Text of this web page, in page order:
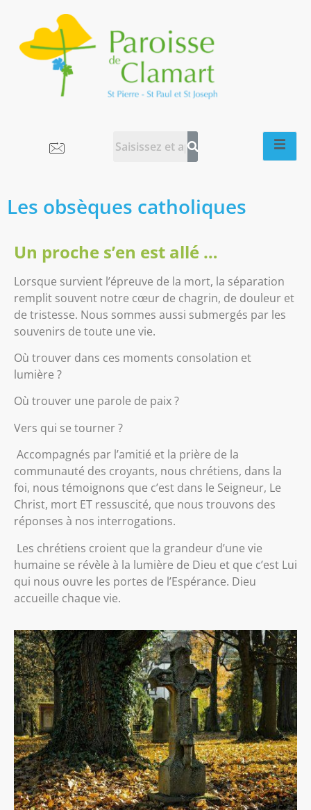
Les obsèques catholiques
Un proche s’en est allé …
Lorsque survient l’épreuve de la mort, la séparation
remplit souvent notre cœur de chagrin, de douleur et
de tristesse. Nous sommes aussi submergés par les
souvenirs de toute une vie.
Où trouver dans ces moments consolation et
lumière ?
Où trouver une parole de paix ?
Vers qui se tourner ?
Accompagnés par l’amitié et la prière de la
communauté des croyants, nous chrétiens, dans la
foi, nous témoignons que c’est dans le Seigneur, Le
Christ, mort ET ressuscité, que nous trouvons des
réponses à nos interrogations.
Les chrétiens croient que la grandeur d’une vie
humaine se révèle à la lumière de Dieu et que c’est Lui
qui nous ouvre les portes de l’Espérance. Dieu
accueille chaque vie.